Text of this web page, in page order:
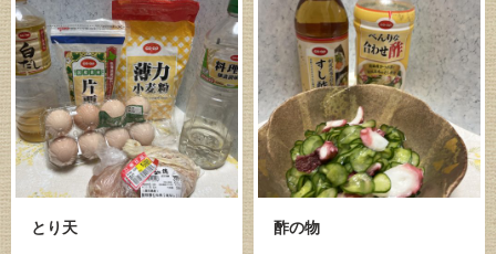
とり天 酢の物